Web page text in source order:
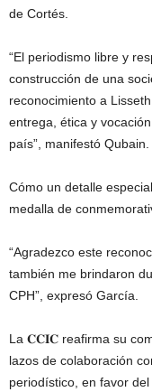
de Cortés.
“El periodismo libre y
construcción de una
reconocimiento a
entrega, ética y
país”, manifestó Qubain.
Cómo un detalle
medalla de
“Agradezco este
también me brindaron
CPH”, expresó García.
La 𝐂𝐂𝐈𝐂 reafirma su
lazos de colaboración
periodístico, en favor